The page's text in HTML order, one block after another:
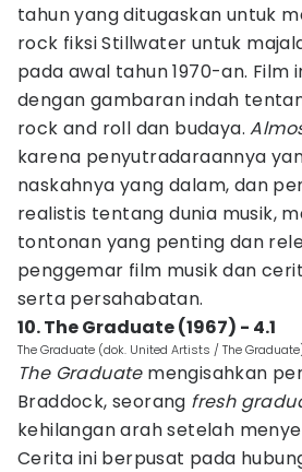
tahun yang ditugaskan untuk
rock fiksi Stillwater untuk
pada awal tahun 1970-an. Film
dengan gambaran indah
rock and roll dan budaya.
karena penyutradaraannya
naskahnya yang dalam, dan
realistis tentang dunia musik,
tontonan yang penting dan
penggemar film musik dan
serta persahabatan.
10. The Graduate (1967) - 4.1
The Graduate (dok. United Artists / The
The Graduatemengisahkan
Braddock, seorang fresh
kehilangan arah setelah
Cerita ini berpusat pada